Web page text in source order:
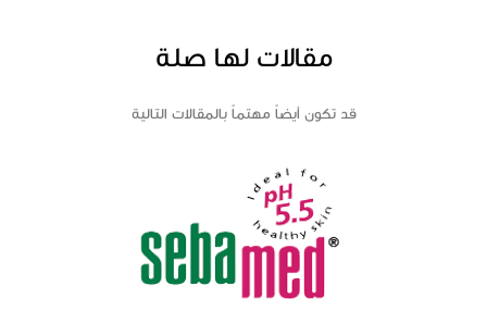
مقالات لها صلة
قد تكون أيضاً مهتماً بالمقالات التالية